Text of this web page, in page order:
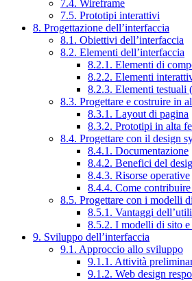
7.4. Wireframe
7.5. Prototipi interattivi
8. Progettazione dell’interfaccia
8.1. Obiettivi dell’interfaccia
8.2. Elementi dell’interfaccia
8.2.1. Elementi di
8.2.2. Elementi
8.2.3. Elementi testuali
8.3. Progettare e costruire in
8.3.1. Layout di pagina
8.3.2. Prototipi in alta
8.4. Progettare con il design
8.4.1. Documentazione
8.4.2. Benefici del
8.4.3. Risorse operative
8.4.4. Come
8.5. Progettare con i modelli
8.5.1. Vantaggi
8.5.2. I modelli di sito
9. Sviluppo dell’interfaccia
9.1. Approccio allo sviluppo
9.1.1. Attività
9.1.2. Web design